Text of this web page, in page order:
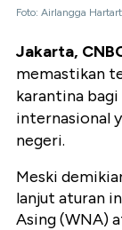
Foto: Airlangga
Jakarta,
memastikan
karantina bagi
internasional
negeri.
Meski
lanjut aturan
Asing (WNA)